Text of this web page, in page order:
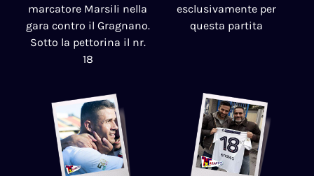
marcatore Marsili nella
gara contro il Gragnano.
Sotto la pettorina il nr.
18
esclusivamente per
questa partita